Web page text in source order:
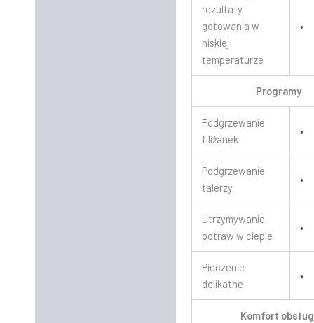
rezultaty
gotowania w
niskiej
temperaturze
•
Programy
Podgrzewanie
filiżanek
•
Podgrzewanie
talerzy
•
Utrzymywanie
potraw w cieple
•
Pieczenie
delikatne
•
Komfort